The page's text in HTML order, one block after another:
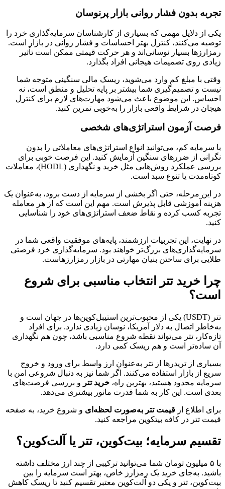
تجربه بدون فشار روانی بازار پرنوسان
یکی از دلایل مهمی که بسیاری از کارشناسان سرمایه‌گذاری خرد را
توصیه می‌کنند، کنترل بهتر احساسات و فشار روانی در بازار است.
رمزارزها بسیار نوسانی‌اند و هر حرکت قیمتی ممکن است تأثیر
زیادی روی تصمیمات هیجانی افراد بگذارد.
وقتی با مبلغ کم وارد می‌شوید، ریسک مالی سنگینی متوجه شما
نیست و تصمیم‌گیری شما بیشتر بر پایه تحلیل و منطق است، نه
احساس. این موضوع باعث می‌شود مهارت‌های لازم برای کنترل
هیجان در شرایط واقعی بازار را به‌خوبی تمرین کنید.
فرصت آزمون استراتژی‌های شخصی
با سرمایه کم، می‌توانید انواع استراتژی‌های معاملاتی را بدون
نگرانی از ضررهای سنگین آزمایش کنید. این فرصت خوبی برای
بررسی عملکرد روش‌هایی مثل خرید و نگهداری (HODL)، معاملات
کوتاه‌مدت یا تنوع سبد است.
در این مرحله، حتی اگر بخشی از سرمایه از دست برود، به‌عنوان یک
هزینه آموزشی قابل پذیرش است. مهم این است که از هر معامله
تجربه کسب کرده و نقاط ضعف استراتژی‌های خود را شناسایی
کنید.
در نهایت، این تجربیات ارزشمند، پایه‌های موفقیت واقعی شما در
سرمایه‌گذاری‌های بزرگ‌تر خواهند بود. سرمایه‌گذاری خرد فرصتی
طلایی برای ساختن بنیان مهارتی در بازار رمزارزهاست.
چرا خرید تتر انتخاب مناسبی برای شروع
است؟
تتر (USDT) یکی از محبوب‌ترین استیبل‌کوین‌ها در جهان است و
به‌خاطر اتصال به دلار آمریکا، نوسان زیادی ندارد. برای افراد
تازه‌کار، تتر می‌تواند نقطه شروع مناسبی باشد، چون هم نگهداری
آن ساده‌تر است و هم ریسک کمی دارد.
بسیاری از تریدرها از تتر به‌عنوان ارز واسط برای ورود و خروج
سریع از بازار استفاده می‌کنند. اگر شما نیز به دنبال شروعی امن با
سرمایه محدود هستید، بهترین راه، خرید تتر و بررسی فرصت‌های
بعدی است. این کار به شما قدرت مانور بیشتری می‌دهد.
برای اطلاع از قیمت تتر به‌صورت لحظه‌ای و شروع خرید، به صفحه
قیمت تتر در کافه بیتکوین مراجعه کنید.
تقسیم سرمایه؛ بیت‌کوین، تتر یا آلت‌کوین؟
با ۵ میلیون تومان شما می‌توانید ترکیبی از چند ارز مختلف داشته
باشید. به‌جای خرید یک رمزارز خاص، بهتر است سرمایه را بین
بیت‌کوین، تتر و یکی دو آلت‌کوین معتبر تقسیم کنید تا ریسک کاهش